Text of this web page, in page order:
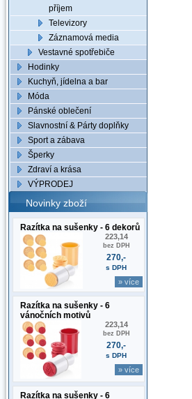
příjem
Televizory
Záznamová media
Vestavné spotřebiče
Hodinky
Kuchyň, jídelna a bar
Móda
Pánské oblečení
Slavnostní & Párty doplňky
Sport a zábava
Šperky
Zdraví a krása
VÝPRODEJ
Novinky zboží
Razítka na sušenky - 6 dekorů
223,14
bez DPH
270,-
s DPH
» více
Razítka na sušenky - 6
vánočních motivů
223,14
bez DPH
270,-
s DPH
» více
Razítka na sušenky - 6